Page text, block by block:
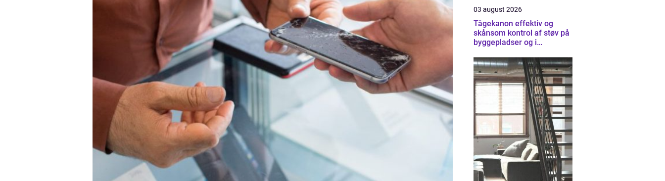
03 august 2026
Tågekanon effektiv og
skånsom kontrol af støv på
byggepladser og i